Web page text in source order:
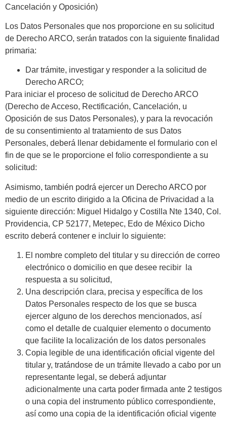
Cancelación y Oposición)
Los Datos Personales que nos proporcione en su solicitud
de Derecho ARCO, serán tratados con la siguiente finalidad
primaria:
Dar trámite, investigar y responder a la solicitud de
Derecho ARCO;
Para iniciar el proceso de solicitud de Derecho ARCO
(Derecho de Acceso, Rectificación, Cancelación, u
Oposición de sus Datos Personales), y para la revocación
de su consentimiento al tratamiento de sus Datos
Personales, deberá llenar debidamente el formulario con el
fin de que se le proporcione el folio correspondiente a su
solicitud:
Asimismo, también podrá ejercer un Derecho ARCO por
medio de un escrito dirigido a la Oficina de Privacidad a la
siguiente dirección: Miguel Hidalgo y Costilla Nte 1340, Col.
Providencia, CP 52177, Metepec, Edo de México Dicho
escrito deberá contener e incluir lo siguiente:
El nombre completo del titular y su dirección de correo
electrónico o domicilio en que desee recibir la
respuesta a su solicitud,
Una descripción clara, precisa y específica de los
Datos Personales respecto de los que se busca
ejercer alguno de los derechos mencionados, así
como el detalle de cualquier elemento o documento
que facilite la localización de los datos personales
Copia legible de una identificación oficial vigente del
titular y, tratándose de un trámite llevado a cabo por un
representante legal, se deberá adjuntar
adicionalmente una carta poder firmada ante 2 testigos
o una copia del instrumento público correspondiente,
así como una copia de la identificación oficial vigente